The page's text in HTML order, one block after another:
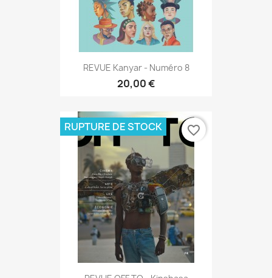
REVUE Kanyar - Numéro 8
20,00 €
RUPTURE DE STOCK favorite_border